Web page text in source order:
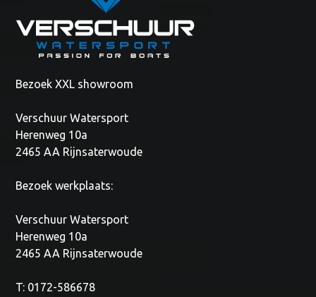
Bezoek XXL showroom
Verschuur Watersport
Herenweg 10a
2465 AA Rijnsaterwoude
Bezoek werkplaats:
Verschuur Watersport
Herenweg 10a
2465 AA Rijnsaterwoude
T: 0172-586678